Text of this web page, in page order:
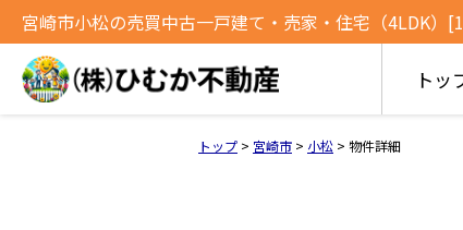
宮崎市小松の売買中古一戸建て・売家・住宅（4LDK）
トッ
トップ > 宮崎市 > 小松 > 物件詳細